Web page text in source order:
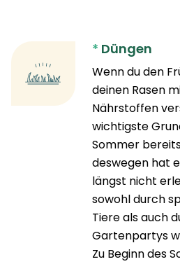
* Düngen
Wenn du den
deinen Rasen
Nährstoffen
wichtigste
Sommer
deswegen hat
längst nicht
sowohl durch
Tiere als auch
Gartenpartys
Zu Beginn des